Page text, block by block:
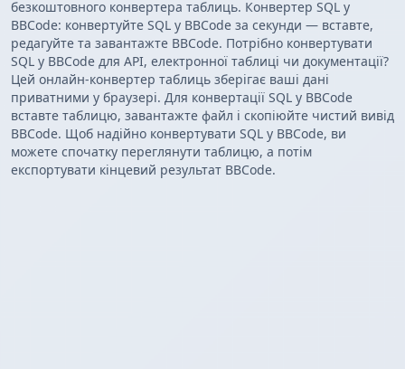
безкоштовного конвертера таблиць. Конвертер SQL у
BBCode: конвертуйте SQL у BBCode за секунди — вставте,
редагуйте та завантажте BBCode. Потрібно конвертувати
SQL у BBCode для API, електронної таблиці чи документації?
Цей онлайн-конвертер таблиць зберігає ваші дані
приватними у браузері. Для конвертації SQL у BBCode
вставте таблицю, завантажте файл і скопіюйте чистий вивід
BBCode. Щоб надійно конвертувати SQL у BBCode, ви
можете спочатку переглянути таблицю, а потім
експортувати кінцевий результат BBCode.